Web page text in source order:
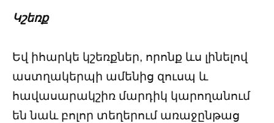
Կշեռք
Եվ իհարկե կշեռքներ, որոնք ևս լինելով
աստղակերպի ամենից զուսպ և
հավասարակշիռ մարդիկ կարողանում
են նաև բոլոր տեղերում առաջընթաց